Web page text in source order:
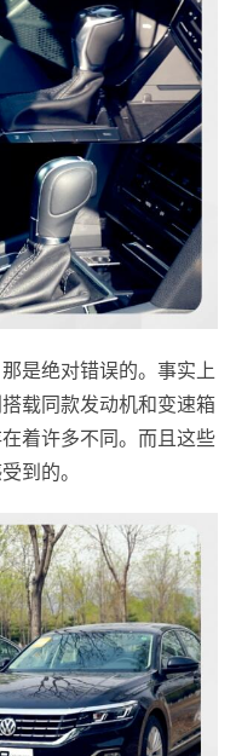
是绝对错误的。事实上
载同款发动机和变速箱
着许多不同。而且这些
到的。